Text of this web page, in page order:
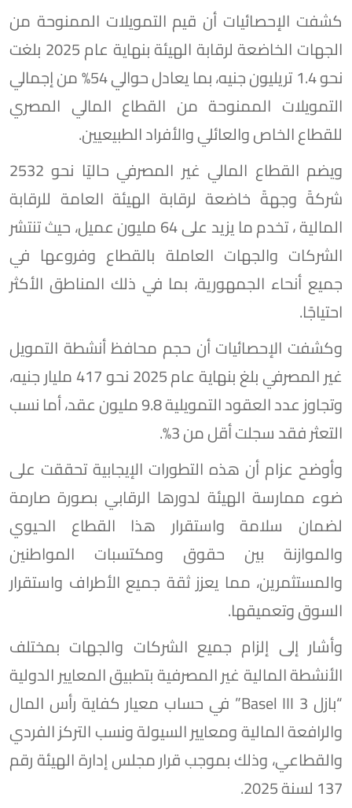
كشفت الإحصائيات أن قيم التمويلات الممنوحة من
الجهات الخاضعة لرقابة الهيئة بنهاية عام 2025 بلغت
نحو 1.4 تريليون جنيه، بما يعادل حوالي 54% من إجمالي
التمويلات الممنوحة من القطاع المالي المصري
للقطاع الخاص والعائلي والأفراد الطبيعيين.
ويضم القطاع المالي غير المصرفي حاليًا نحو 2532
شركةً وجهةً خاضعة لرقابة الهيئة العامة للرقابة
المالية ، تخدم ما يزيد على 64 مليون عميل، حيث تنتشر
الشركات والجهات العاملة بالقطاع وفروعها في
جميع أنحاء الجمهورية، بما في ذلك المناطق الأكثر
احتياجًا.
وكشفت الإحصائيات أن حجم محافظ أنشطة التمويل
غير المصرفي بلغ بنهاية عام 2025 نحو 417 مليار جنيه،
وتجاوز عدد العقود التمويلية 9.8 مليون عقد، أما نسب
التعثر فقد سجلت أقل من 3%.
وأوضح عزام أن هذه التطورات الإيجابية تحققت على
ضوء ممارسة الهيئة لدورها الرقابي بصورة صارمة
لضمان سلامة واستقرار هذا القطاع الحيوي
والموازنة بين حقوق ومكتسبات المواطنين
والمستثمرين، مما يعزز ثقة جميع الأطراف واستقرار
السوق وتعميقها.
وأشار إلى إلزام جميع الشركات والجهات بمختلف
الأنشطة المالية غير المصرفية بتطبيق المعايير الدولية
“بازل 3 Basel III” في حساب معيار كفاية رأس المال
والرافعة المالية ومعايير السيولة ونسب التركز الفردي
والقطاعي، وذلك بموجب قرار مجلس إدارة الهيئة رقم
137 لسنة 2025.